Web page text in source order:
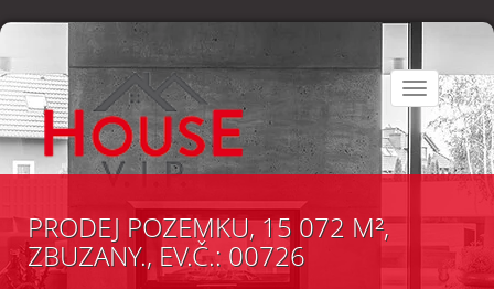
Toggle
navigation
PRODEJ POZEMKU, 15 072 M²,
ZBUZANY., EV.Č.: 00726